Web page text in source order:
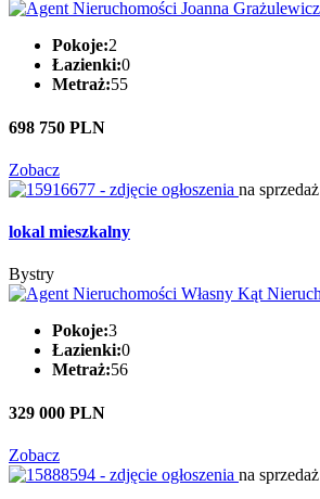
Pokoje:2
Łazienki:0
Metraż:55
698 750 PLN
Zobacz
na sprzedaż
lokal mieszkalny
Bystry
Pokoje:3
Łazienki:0
Metraż:56
329 000 PLN
Zobacz
na sprzedaż